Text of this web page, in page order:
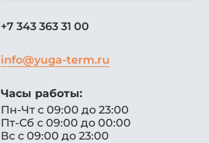
+7 343 363 31 00
info@yuga-term.ru
Часы работы:
Пн-Чт с 09:00 до 23:00
Пт-Сб с 09:00 до 00:00
Вс с 09:00 до 23:00